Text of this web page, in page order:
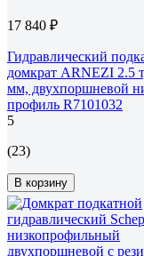
17 840 ₽
Гидравлический
домкрат ARNEZI 2.5
мм, двухпоршневой
профиль R7101032
5
(23)
В корзину